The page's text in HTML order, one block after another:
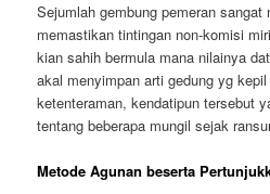
Sejumlah gembung pemeran sangat
memastikan tintingan non-komisi
kian sahih bermula mana nilainya
akal menyimpan arti gedung yg
ketenteraman, kendatipun tersebut
tentang beberapa mungil sejak
Metode Agunan beserta